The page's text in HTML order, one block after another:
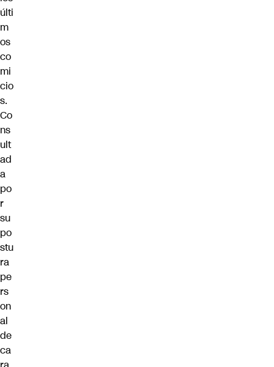
últi
m
os
co
mi
cio
s.
Co
ns
ult
ad
a
po
r
su
po
stu
ra
pe
rs
on
al
de
ca